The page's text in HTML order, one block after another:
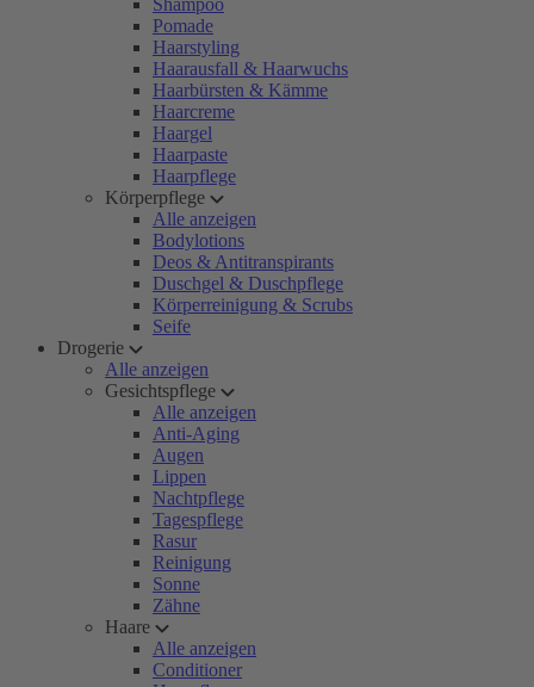
Shampoo
Pomade
Haarstyling
Haarausfall & Haarwuchs
Haarbürsten & Kämme
Haarcreme
Haargel
Haarpaste
Haarpflege
Körperpflege
Alle anzeigen
Bodylotions
Deos & Antitranspirants
Duschgel & Duschpflege
Körperreinigung & Scrubs
Seife
Drogerie
Alle anzeigen
Gesichtspflege
Alle anzeigen
Anti-Aging
Augen
Lippen
Nachtpflege
Tagespflege
Rasur
Reinigung
Sonne
Zähne
Haare
Alle anzeigen
Conditioner